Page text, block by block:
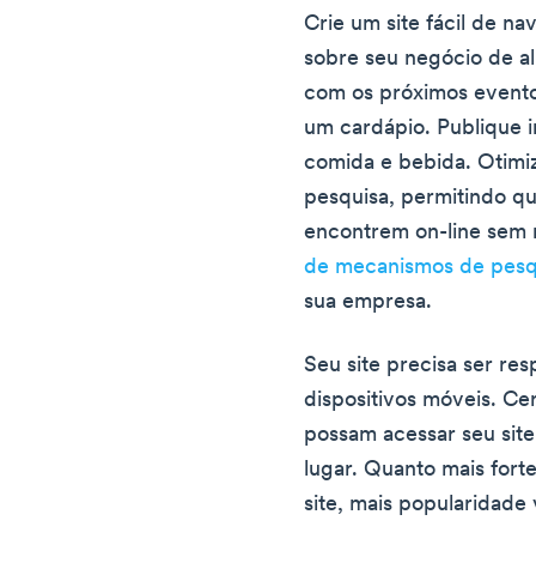
Crie um site fácil de
sobre seu negócio de
com os próximos
um cardápio. Publique
comida e bebida.
pesquisa, permitindo
encontrem on-line
de mecanismos de
sua empresa.
Seu site precisa ser
dispositivos móveis.
possam acessar seu
lugar. Quanto mais
site, mais popularidade